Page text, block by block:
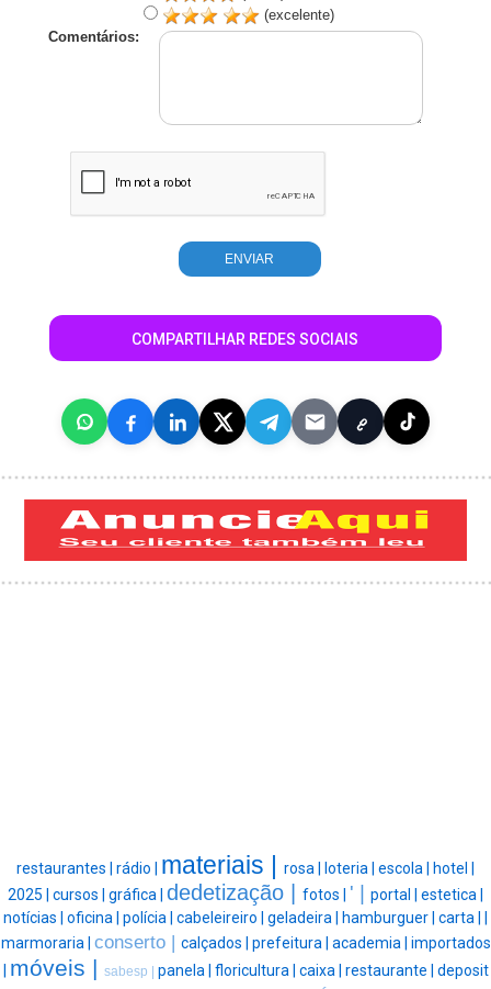
(excelente)
Comentários:
COMPARTILHAR REDES SOCIAIS
restaurantes | rádio | materiais | rosa | loteria | escola |
hotel |
2025 | cursos | gráfica | dedetização | fotos | ' | portal | estetica |
notícias | oficina | polícia | cabeleireiro | geladeira | hamburguer | carta |
marmoraria | conserto | calçados | prefeitura | academia | importados
móveis | sabesp | panela | floricultura | caixa | restaurante | deposit